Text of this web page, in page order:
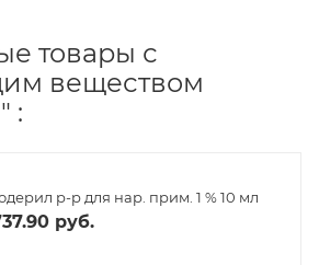
товары с
веществом
:
р-р для нар. прим. 1 % 10 мл
руб.